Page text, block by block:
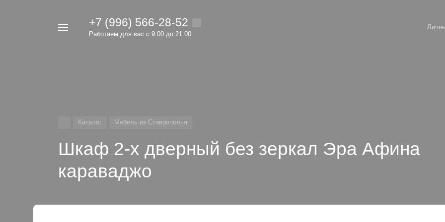
+7 (996) 566-28-52
Работаем для вас с 9:00 до 21:00
Каталог Мебель из Ставрополья
Шкаф 2-х дверный без зеркал Эра Афина
караваджо